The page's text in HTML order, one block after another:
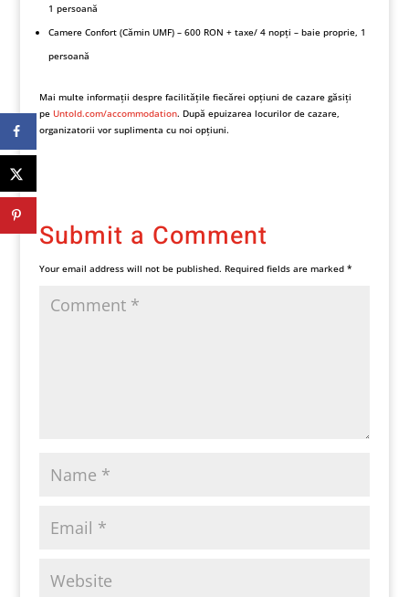
1 persoană
Camere Confort (Cămin UMF) – 600 RON + taxe/ 4 nopți – baie proprie, 1
persoană
Mai multe informații despre facilitățile fiecărei opțiuni de cazare găsiți
pe Untold.com/accommodation. După epuizarea locurilor de cazare,
organizatorii vor suplimenta cu noi opțiuni.
Submit a Comment
Your email address will not be published. Required fields are marked *